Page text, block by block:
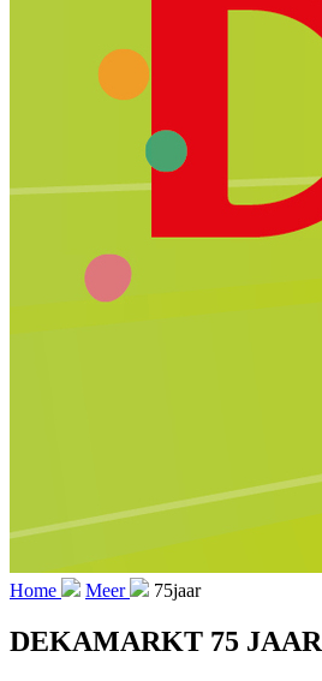
Home Meer 75jaar
DEKAMARKT 75 JAAR